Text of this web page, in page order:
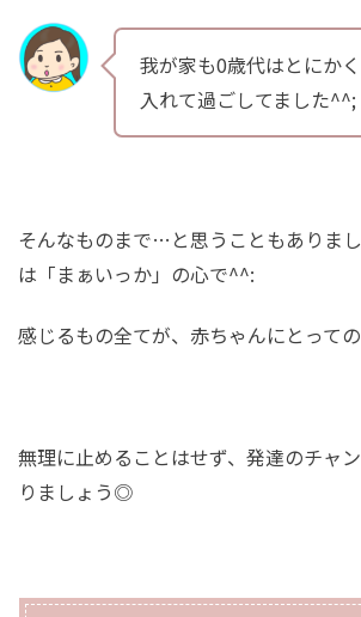
我が家も0歳代はとにか
入れて過ごしてました^^;
そんなものまで…と思うこともありま
は「まぁいっか」の心で^^:
感じるもの全てが、赤ちゃんにとって
無理に止めることはせず、発達のチャ
りましょう◎